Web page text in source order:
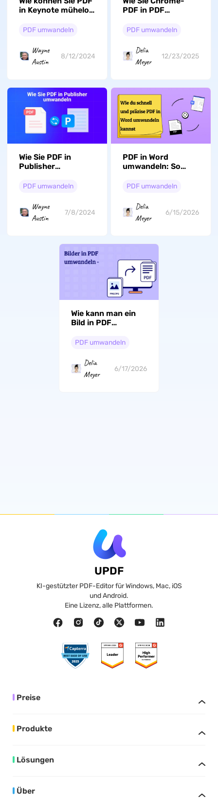
in Keynote mühelos
umwandeln?
PDF umwandeln
Wayne
Austin
8/12/2024
PDF in PDF
Schritt für Schritt
PDF umwandeln
Delia
Meyer
12/23/2025
Wie Sie PDF in
Publisher
komplette
PDF umwandeln
Wayne
Austin
7/8/2024
PDF in Word
umwandeln: So
bearbeitbare Word-
PDF umwandeln
Delia
Meyer
6/15/2026
Wie kann man ein
Bild in PDF
besten Lösungen
PDF umwandeln
Delia
Meyer
6/17/2026
UPDF
KI-gestützter PDF-Editor für Windows, Mac, iOS
und Android.
Eine Lizenz, alle Plattformen.
Preise
Produkte
Lösungen
Über